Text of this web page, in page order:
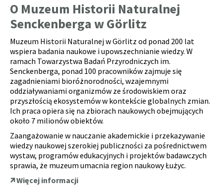
O Muzeum Historii Naturalnej
Senckenberga w Görlitz
Muzeum Historii Naturalnej w Görlitz od ponad 200 lat
wspiera badania naukowe i upowszechnianie wiedzy. W
ramach Towarzystwa Badań Przyrodniczych im.
Senckenberga, ponad 100 pracowników zajmuje się
zagadnieniami bioróżnorodności, wzajemnymi
oddziaływaniami organizmów ze środowiskiem oraz
przyszłością ekosystemów w kontekście globalnych zmian.
Ich praca opiera się na zbiorach naukowych obejmujących
około 7 milionów obiektów.
Zaangażowanie w nauczanie akademickie i przekazywanie
wiedzy naukowej szerokiej publiczności za pośrednictwem
wystaw, programów edukacyjnych i projektów badawczych
sprawia, że ​​muzeum umacnia region naukowy Łużyc.
Więcej informacji